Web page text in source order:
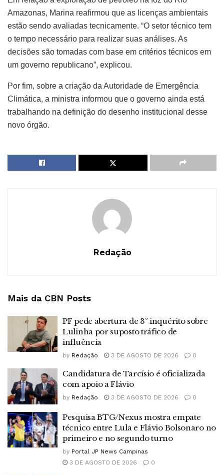
Amazonas, Marina reafirmou que as licenças ambientais
estão sendo avaliadas tecnicamente. “O setor técnico tem
o tempo necessário para realizar suas análises. As
decisões são tomadas com base em critérios técnicos em
um governo republicano”, explicou.
Por fim, sobre a criação da Autoridade de Emergência
Climática, a ministra informou que o governo ainda está
trabalhando na definição do desenho institucional desse
novo órgão.
Redação
Mais da CBN Posts
PF pede abertura de 3º inquérito sobre
Lulinha por suposto tráfico de
influência
by Redação 3 DE AGOSTO DE 2026 0
Candidatura de Tarcísio é oficializada
com apoio a Flávio
by Redação 3 DE AGOSTO DE 2026 0
Pesquisa BTG/Nexus mostra empate
técnico entre Lula e Flávio Bolsonaro no
primeiro e no segundo turno
by Portal JP News Campinas
3 DE AGOSTO DE 2026
0